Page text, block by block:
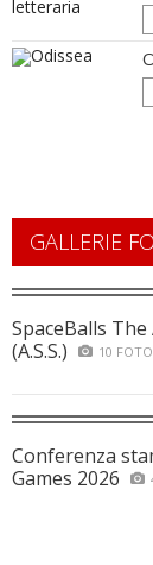
GALLERIE
SpaceBalls
(A.S.S.)
10 FOTO
Conferenza
Games 2026